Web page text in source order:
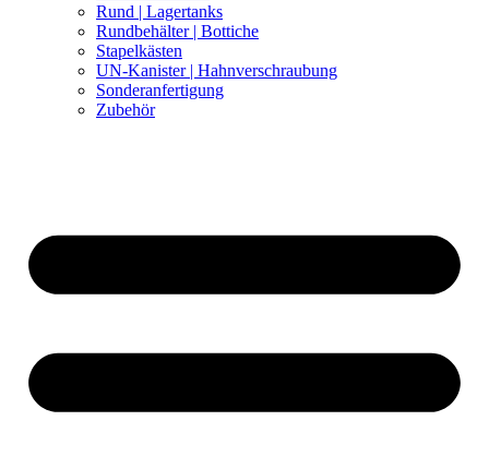
Rund | Lagertanks
Rundbehälter | Bottiche
Stapelkästen
UN-Kanister | Hahnverschraubung
Sonderanfertigung
Zubehör